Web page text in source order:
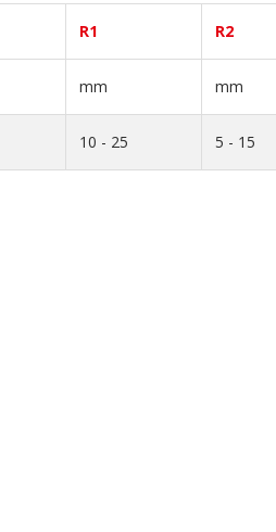
R1 R2
mm mm
10 - 25 5 - 15